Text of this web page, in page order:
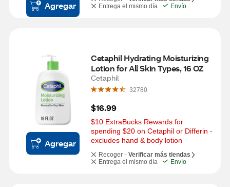
Agregar
Entrega el mismo día
Envío
Agregar
Cetaphil Hydrating Moisturizing
Lotion for All Skin Types, 16 OZ
Cetaphil
32780
$16.99
$10 ExtraBucks Rewards for
spending $20 on Cetaphil or Differin -
excludes hand & body lotion
Recoger - Verificar más tiendas
Entrega el mismo día
Envío